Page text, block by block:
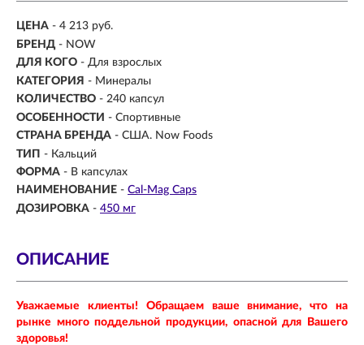
ЦЕНА - 4 213 руб.
БРЕНД - NOW
ДЛЯ КОГО - Для взрослых
КАТЕГОРИЯ - Минералы
КОЛИЧЕСТВО - 240 капсул
ОСОБЕННОСТИ - Спортивные
СТРАНА БРЕНДА - США. Now Foods
ТИП - Кальций
ФОРМА - В капсулах
НАИМЕНОВАНИЕ - Cal-Mag Caps
ДОЗИРОВКА - 450 мг
ОПИСАНИЕ
Уважаемые клиенты! Обращаем ваше внимание, что на
рынке много поддельной продукции, опасной для Вашего
здоровья!